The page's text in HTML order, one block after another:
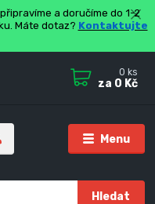
a doručíme do 1-2
Máte dotaz? Kontaktujte
Menu
Hledat
0 ks
za 0 Kč